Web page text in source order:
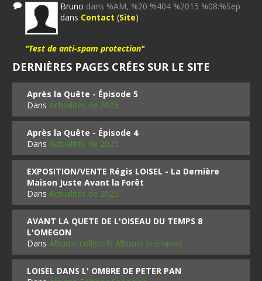
Bruno dans %AM, %20 %404 %2015 %08:%Sep
dans Contact (Site)
"Test de anti-spam protection"
DERNIÈRES PAGES CRÉES SUR LE SITE
Après la Quête - Épisode 5
DansActualités de 2025
Après la Quête - Épisode 4
DansActualités de 2025
EXPOSITION/VENTE Régis LOISEL - La Dernière
Maison Juste Avant la Forêt
DansActualités de 2025
AVANT LA QUETE DE L'OISEAU DU TEMPS 8
L'OMEGON
DansAlbums collectifs Albums Scénarios
LOISEL DANS L' OMBRE DE PETER PAN